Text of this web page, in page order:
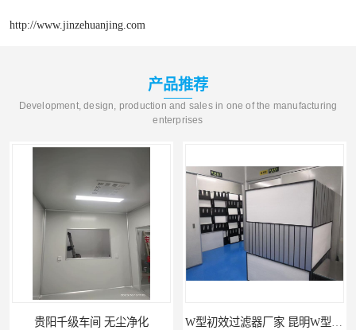
http://www.jinzehuanjing.com
产品推荐
Development, design, production and sales in one of the manufacturing
enterprises
W型初效过滤器 西宁无隔板中效过滤器供应 金泽